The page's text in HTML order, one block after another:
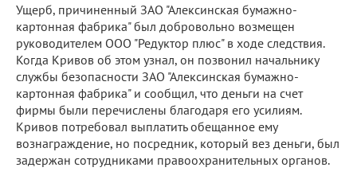
Ущерб, причиненный ЗАО "Алексинская бумажно-
картонная фабрика" был добровольно возмещен
руководителем ООО "Редуктор плюс" в ходе следствия.
Когда Кривов об этом узнал, он позвонил начальнику
службы безопасности ЗАО "Алексинская бумажно-
картонная фабрика" и сообщил, что деньги на счет
фирмы были перечислены благодаря его усилиям.
Кривов потребовал выплатить обещанное ему
вознаграждение, но посредник, который вез деньги, был
задержан сотрудниками правоохранительных органов.